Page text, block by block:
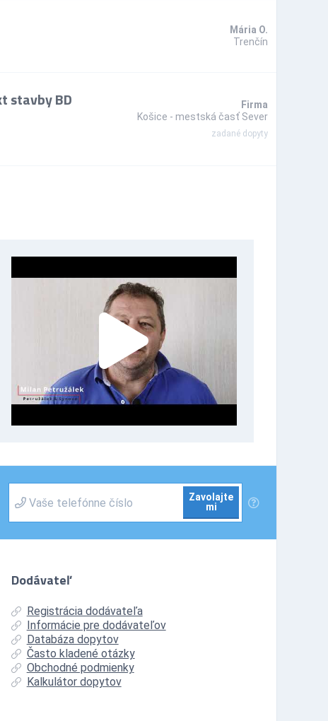
Mária O.
Trenčín
stavby BD
Firma
Košice - mestská časť Sever
zadané dopyty
Zavolajte
mi
Dodávateľ
Registrácia dodávateľa
Informácie pre dodávateľov
Databáza dopytov
Často kladené otázky
Obchodné podmienky
Kalkulátor dopytov